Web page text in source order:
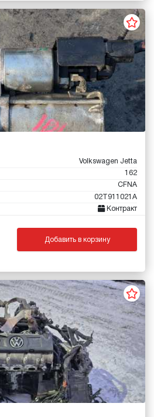
Volkswagen Jetta
162
CFNA
02T911021A
Контракт
Добавить в корзину